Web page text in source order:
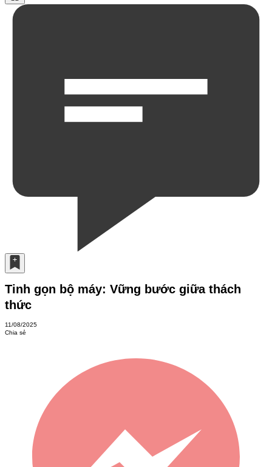
Tinh gọn bộ máy: Vững bước giữa thách
thức
11/08/2025
Chia sẻ